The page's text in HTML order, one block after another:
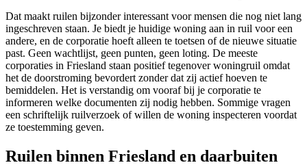
Dat maakt ruilen bijzonder interessant voor mensen die nog niet lang
ingeschreven staan. Je biedt je huidige woning aan in ruil voor een
andere, en de corporatie hoeft alleen te toetsen of de nieuwe situatie
past. Geen wachtlijst, geen punten, geen loting. De meeste
corporaties in Friesland staan positief tegenover woningruil omdat
het de doorstroming bevordert zonder dat zij actief hoeven te
bemiddelen. Het is verstandig om vooraf bij je corporatie te
informeren welke documenten zij nodig hebben. Sommige vragen
een schriftelijk ruilverzoek of willen de woning inspecteren voordat
ze toestemming geven.
Ruilen binnen Friesland en daarbuiten